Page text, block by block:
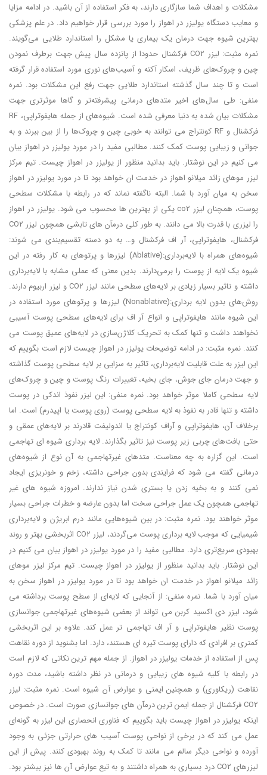
مشکلات و اهداف شما سازگاری دارند، به فکر استفاده از آن باشید. در ادامه مزایا
و معایب دستگاه یولیزر در اهواز را مورد بررسی قرار خواهیم داد. در علم پزشکی
بهترین شیوه جهت درمان یک بیماری یا مشکل را استاندارد طلایی می‌گویند.
نمره مثبت: لیزر CO۲ فرکشنال حدودا از پانزده سال پیش جهت برطرف نمودن
چین و چروک‌های ظریف، اسکار آکنه‌ و آسیب‌های نوری مورد استفاده قرار گرفته
است و تا چند سال گذشته استاندارد طلایی جهت رفع این مشکلات بود. نمره
منفی: طی سال‌های اخیر متدهای درمانی پیشرفته‌تر و گاها موثرتری جهت
مشکلات بیان شده به دنیا معرفی شده است. شیوه‌های از جمله هایفوتراپی، RF
فرکشنال و RF کونتراج می توانند به خوبی چین و چروک‌ها را از بین ببرند و به
جوانی و زیبایی پوست کمک کنند. مطالبی مفید را در مورد یولیزر در اهواز بیان
می کنیم در این نوشتار. باید بدانید منظور از یولیزر در اهواز چیست. تیم مرکز
لیزر موهای زائد میلانو اهواز در خدمت ان خواهد بود تا در مورد یولیزر در اهواز
سخن به میان آورد با شما. البته ناگفته نماند که در رابطه با مشکلات سطحی
پوست، همچنان لیزر co۲ یکی از بهترین ‌ها محسوب می شود. یولیزر در اهواز
را لیزری با قدرت بالا می دانند. به طور کلی درمآن های تابشی همچون لیزر CO۲
فرکشنال، هایفوتراپی، آر اف فرکشنال و… به دو دسته تقسیم‌بندی می شوند:
شیوه‌های همراه با لایه‌برداری:(Ablative) لیزرها و پرتوهای به کار رفته در این
شیوه یک لایه از پوست را برمی‌دارند. بدین معنی که عملی مشابه با لایه‌برداری
داشته و تاثیر بسیار زیادی بر لایه‌های سطحی مانند لیزر CO۲ و لیزر اربیوم دارند.
روش‌های بدون لایه برداری:(Nonablative) لیزرها و پرتوهای مورد استفاده در
این شیوه مانند هایفوتراپی و انواع آر اف برای لایه‌های سطحی پوست آسیبی
نخواهند داشت و تنها کمک به تحریک کلاژن‌سازی در لایه‌های عمیق پوست می
کنند. نمره مثبت: در ادامه توضیحات یولیزر در اهواز چیست لازم است بگوییم که
این لیزر به علت قابلیت لایه‌برداری، تاثیر به سزایی بر لایه‌ سطحی پوست گذاشته
و جهت درمان جای جوش، جای بخیه، تغییرات رنگ پوست و چین و چروک‌های
لایه‌ سطحی کاملا موثر خواهد بود. نمره منفی: این لیزر نفوذ اندکی در پوست
داشته و تنها قادر به نفوذ به لایه‌ سطحی پوست (روی پوست یا اپیدرم) است. اما
برخلاف آن، هایفوتراپی و آراف کونتراج یا اندولیفت قادرند بر لایه‌های عمقی و
حتی بافت‌های چربی زیر پوست نیز تاثیر بگذارند. لایه برداری شیوه ‌ای تهاجمی
است. این گزاره به چه معناست. متدهای غیرتهاجمی به آن نوع از شیوه‌های
درمانی گفته می شود که فرایندی بدون جراحی داشته، زخم و خونریزی ایجاد
نمی کنند و به بخیه زدن یا بستری شدن نیاز ندارند. امروزه شیوه‌ های غیر
تهاجمی همچون یک عمل جراحی سخت اما بدون عارضه و خطرات جراحی بسیار
موثر خواهند بود. نمره مثبت: در بین شیوه‌هایی مانند درم ابریژن و لایه‌برداری
شیمیایی که موجب لایه ‌برداری پوست می‌گردند، لیزر CO۲ اثربخشی بهتر و روند
بهبودی سریع‌تری دارد. مطالبی مفید را در مورد یولیزر در اهواز بیان می کنیم در
این نوشتار. باید بدانید منظور از یولیزر در اهواز چیست. تیم مرکز لیزر موهای
زائد میلانو اهواز در خدمت ان خواهد بود تا در مورد یولیزر در اهواز سخن به
میان آورد با شما. نمره منفی: از آنجایی که لایه‌ای از سطح پوست برداشته می
شود، لیزر دی اکسید کربن می تواند از بعضی شیوه‌‌های غیرتهاجمی جوانسازی
پوست نظیر هایفوتراپی و آر اف تهاجمی ‌تر عمل کند. علاوه بر این اثربخشی
کمتری بر افرادی که دارای پوست تیره‌ ای هستند، دارد. اما بشنوید از دوره نقاهت
پس از استفاده از خدمات یولیزر در اهواز. از جمله مهم‌ ترین نکاتی که لازم است
در رابطه با کلیه شیوه ‌های زیبایی و درمانی در نظر داشته باشید، مدت دوره‌
نقاهت (ریکاوری) و همچنین ایمنی و عوارض آن شیوه است. نمره مثبت: لیزر
CO۲ فرکشنال از جمله ایمن ‌ترین درمآن های جوانسازی صورت است. در خصوص
اینکه یولیزر در اهواز چیست باید بگوییم که فناوری انحصاری این لیزر به گونه‌ای
عمل می کند که در برخی از نواحی پوست آسیب ‌های حرارتی جزئی به وجود
آورده و نواحی دیگر سالم می‌ مانند تا کمک به روند بهبودی کنند. پیش از این
لیزرهای CO۲ درد بسیاری به همراه داشتند و به تبع عوارض آن ها نیز بیشتر بود.